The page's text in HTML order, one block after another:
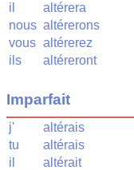
il
altérera
nous altérerons
vous altérerez
ils
altéreront
Imparfait
j'
altérais
tu
altérais
il
altérait